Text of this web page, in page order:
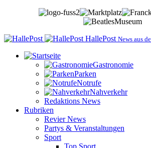
HallePost News aus
Gastronomie
Parken
Notrufe
Nahverkehr
Redaktions News
Rubriken
Revier News
Partys & Veranstaltungen
Sport
Top Sport